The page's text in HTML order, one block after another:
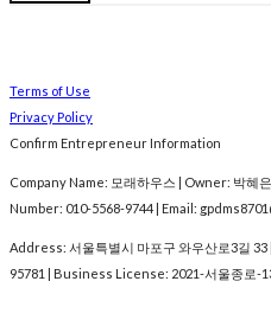
Terms of Use
Privacy Policy
Confirm Entrepreneur Information
Company Name: 모래하우스 | Owner: 박혜
Number: 010-5568-9744 | Email:
Address: 서울특별시 마포구 와우산로3길
95781
| Business License: 2021-서울종로-